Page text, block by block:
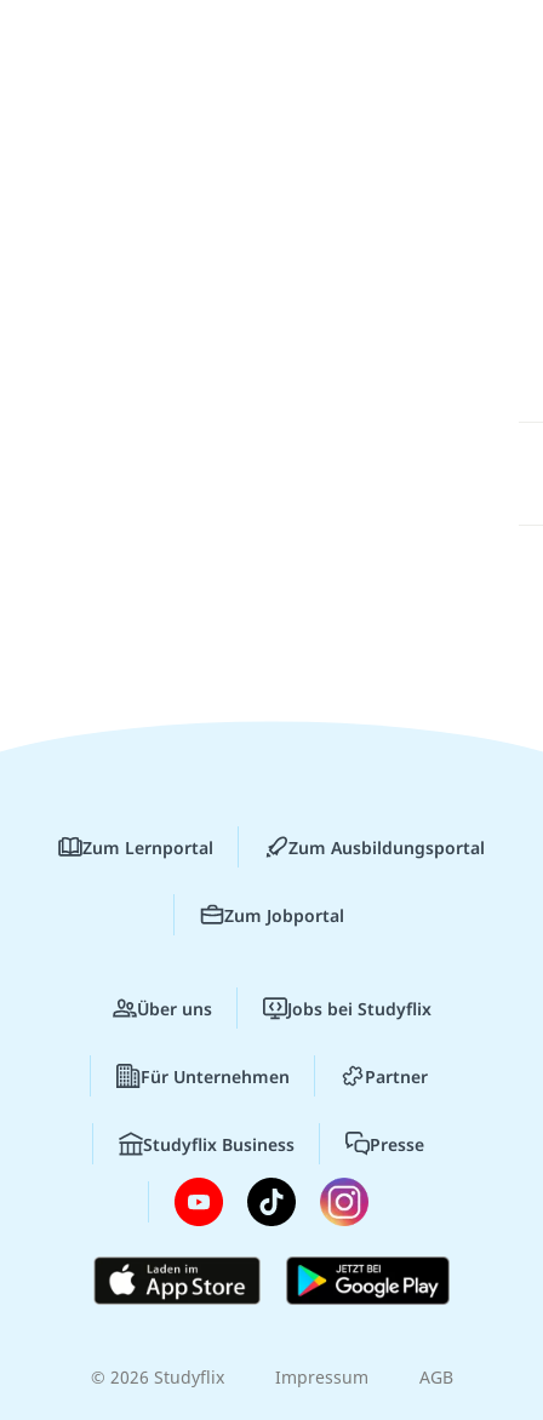
Zum Lernportal Zum Ausbildungsportal
Zum Jobportal
Über uns Jobs bei Studyflix
Für Unternehmen Partner
Studyflix Business Presse
© 2026 Studyflix Impressum AGB